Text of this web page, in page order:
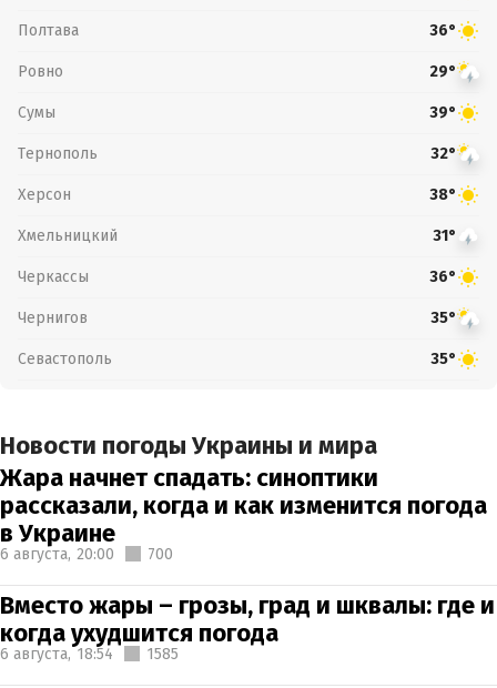
Полтава 36°
Ровно 29°
Сумы 39°
Тернополь 32°
Херсон 38°
Хмельницкий 31°
Черкассы 36°
Чернигов 35°
Севастополь 35°
Новости погоды Украины и мира
Жара начнет спадать: синоптики
рассказали, когда и как изменится погода
в Украине
6 августа, 20:00 700
Вместо жары – грозы, град и шквалы: где и
когда ухудшится погода
6 августа, 18:54 1585